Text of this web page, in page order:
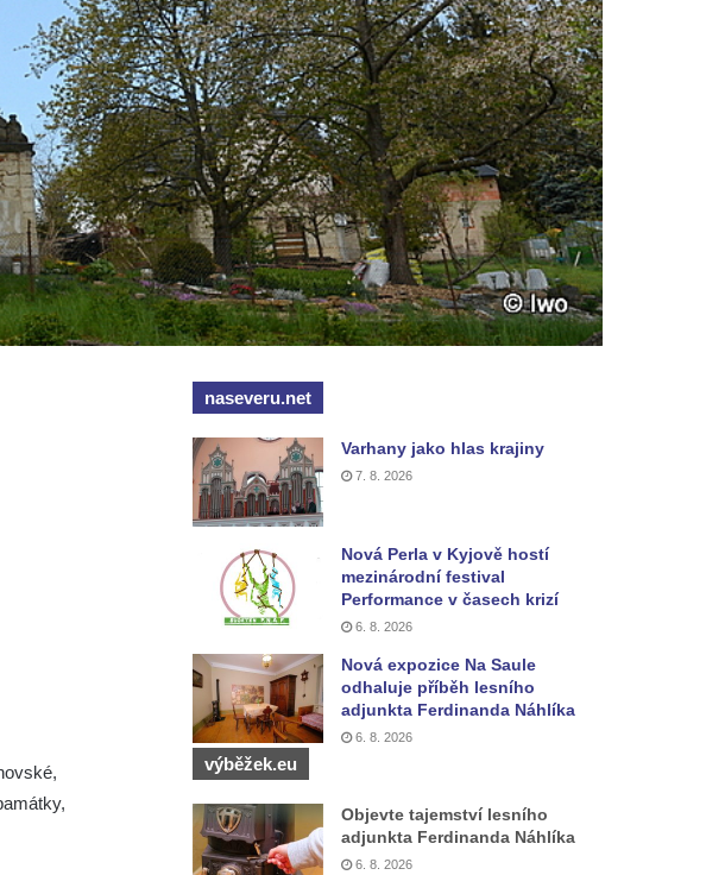
naseveru.net
Varhany jako hlas krajiny
7. 8. 2026
Nová Perla v Kyjově hostí
mezinárodní festival
Performance v časech krizí
6. 8. 2026
Nová expozice Na Saule
odhaluje příběh lesního
adjunkta Ferdinanda Náhlíka
6. 8. 2026
výběžek.eu
Objevte tajemství lesního
adjunkta Ferdinanda Náhlíka
6. 8. 2026